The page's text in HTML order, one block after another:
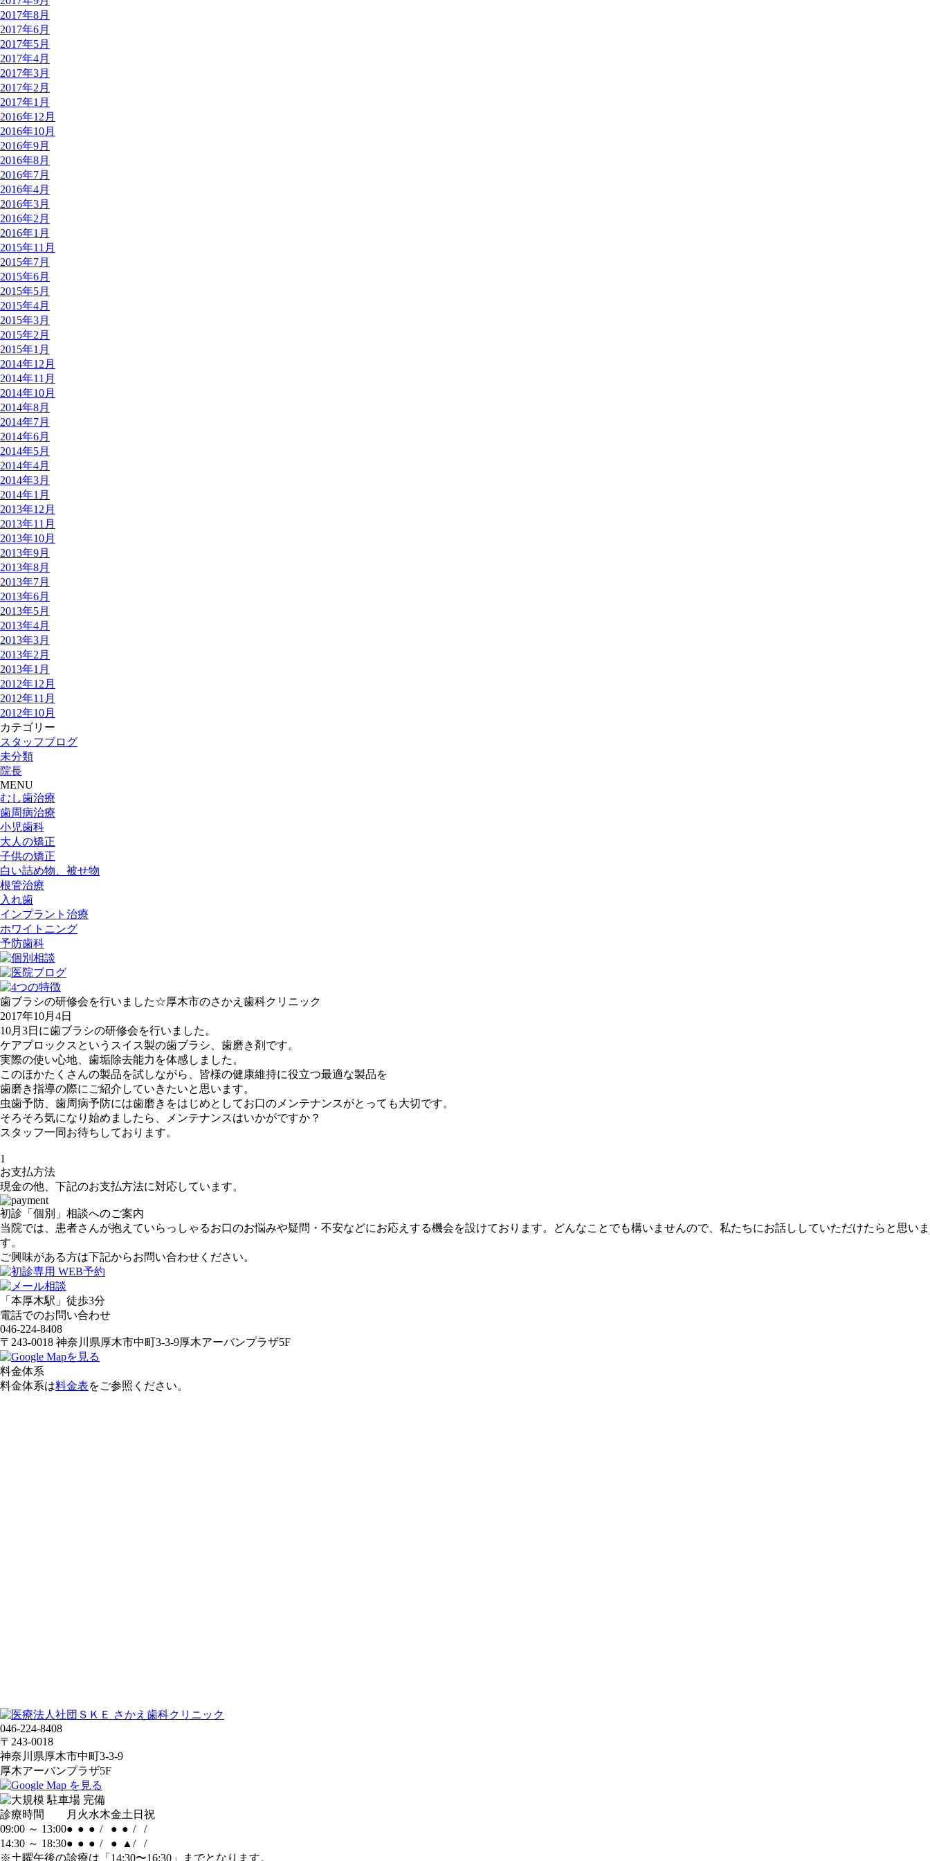
2017年8月
2017年6月
2017年5月
2017年4月
2017年3月
2017年2月
2017年1月
2016年12月
2016年10月
2016年9月
2016年8月
2016年7月
2016年4月
2016年3月
2016年2月
2016年1月
2015年11月
2015年7月
2015年6月
2015年5月
2015年4月
2015年3月
2015年2月
2015年1月
2014年12月
2014年11月
2014年10月
2014年8月
2014年7月
2014年6月
2014年5月
2014年4月
2014年3月
2014年1月
2013年12月
2013年11月
2013年10月
2013年9月
2013年8月
2013年7月
2013年6月
2013年5月
2013年4月
2013年3月
2013年2月
2013年1月
2012年12月
2012年11月
2012年10月
カテゴリー
スタッフブログ
未分類
院長
MENU
むし歯治療
歯周病治療
小児歯科
大人の矯正
子供の矯正
白い詰め物、被せ物
根管治療
入れ歯
インプラント治療
ホワイトニング
予防歯科
歯ブラシの研修会を行いました☆厚木市のさかえ歯科クリニック
2017年10月4日
10月3日に歯ブラシの研修会を行いました。
ケアプロックスというスイス製の歯ブラシ、歯磨き剤です。
実際の使い心地、歯垢除去能力を体感しました。
このほかたくさんの製品を試しながら、皆様の健康維持に役立つ最適な製品を
歯磨き指導の際にご紹介していきたいと思います。
虫歯予防、歯周病予防には歯磨きをはじめとしてお口のメンテナンスがとっても大切です。
そろそろ気になり始めましたら、メンテナンスはいかがですか？
スタッフ一同お待ちしております。
1
お支払方法
現金の他、下記のお支払方法に対応しています。
初診「個別」相談へのご案内
当院では、患者さんが抱えていらっしゃるお口のお悩みや疑問・不安などにお応えする機会を設けております。どんなことでも構いませんので、私たちにお話ししていただけたらと思いま
す。
ご興味がある方は下記からお問い合わせください。
「本厚木駅」徒歩3分
電話でのお問い合わせ
046-224-8408
〒243-0018 神奈川県厚木市中町3-3-9厚木アーバンプラザ5F
料金体系
料金体系は料金表をご参照ください。
046-224-8408
〒243-0018
神奈川県厚木市中町3-3-9
厚木アーバンプラザ5F
診療時間 月 火水木金土 日 祝
09:00 ～ 13:00● ● ● / ● ● /
/
14:30 ～ 18:30● ● ● / ● ▲ /
/
※土曜午後の診療は「14:30〜16:30」までとなります。